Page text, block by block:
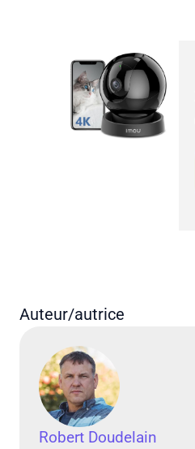
Auteur/autrice
Robert Doudelain